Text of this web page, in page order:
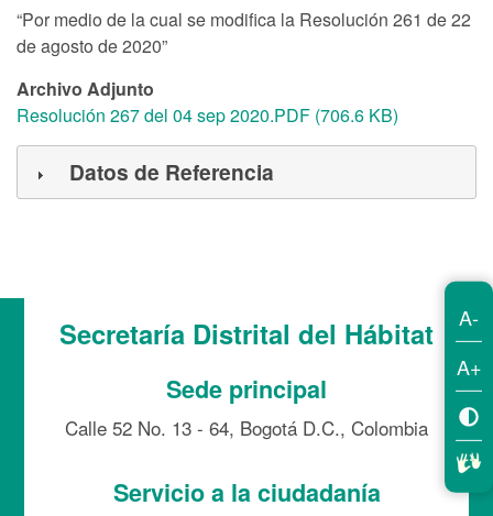
“Por medio de la cual se modifica la Resolución 261 de 22
de agosto de 2020”
Archivo Adjunto
Resolución 267 del 04 sep 2020.PDF (706.6 KB)
Datos de Referencia
Secretaría Distrital del Hábitat
Sede principal
Calle 52 No. 13 - 64, Bogotá D.C., Colombia
Servicio a la ciudadanía
A-
A+